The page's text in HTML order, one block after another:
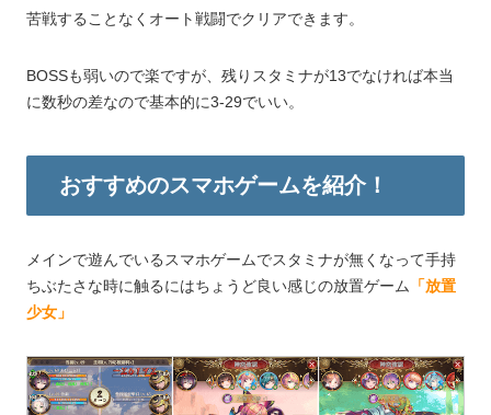
苦戦することなくオート戦闘でクリアできます。
BOSSも弱いので楽ですが、残りスタミナが13でなければ本当
に数秒の差なので基本的に3-29でいい。
おすすめのスマホゲームを紹介！
メインで遊んでいるスマホゲームでスタミナが無くなって手持
ちぶたさな時に触るにはちょうど良い感じの放置ゲーム
「放置
少女」